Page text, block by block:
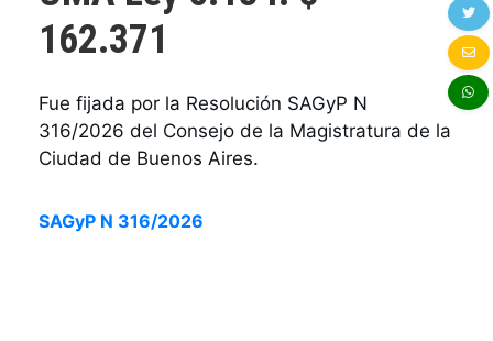
162.371
Fue fijada por la Resolución SAGyP N
316/2026 del Consejo de la Magistratura de la
Ciudad de Buenos Aires.
SAGyP N 316/2026